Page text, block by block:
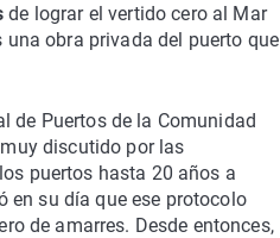
de lograr el vertido cero al Mar
obra privada del puerto que
de Puertos de la Comunidad
discutido por las
puertos hasta 20 años a
en su día que ese protocolo
de amarres. Desde entonces,